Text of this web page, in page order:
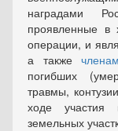
наградами
проявленные в
операции, и
а также
погибших
травмы,
ходе участия
земельных